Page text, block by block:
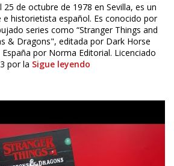
25 de octubre de 1978 en Sevilla, es un
e historietista español. Es conocido por
series como “Stranger Things and
& Dragons", editada por Dark Horse
por Norma Editorial. Licenciado
por la Sigue leyendo